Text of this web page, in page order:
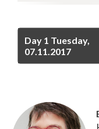
Day 1 Tuesday,
07.11.2017